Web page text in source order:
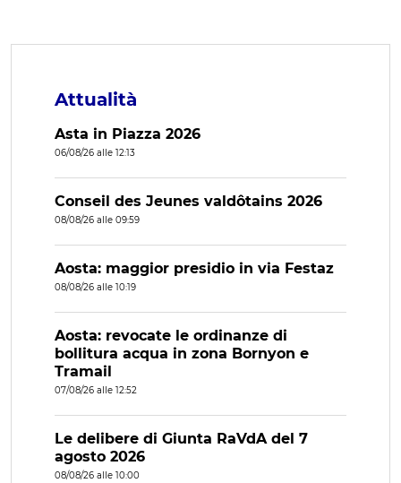
Attualità
Asta in Piazza 2026
06/08/26 alle 12:13
Conseil des Jeunes valdôtains 2026
08/08/26 alle 09:59
Aosta: maggior presidio in via Festaz
08/08/26 alle 10:19
Aosta: revocate le ordinanze di
bollitura acqua in zona Bornyon e
Tramail
07/08/26 alle 12:52
Le delibere di Giunta RaVdA del 7
agosto 2026
08/08/26 alle 10:00